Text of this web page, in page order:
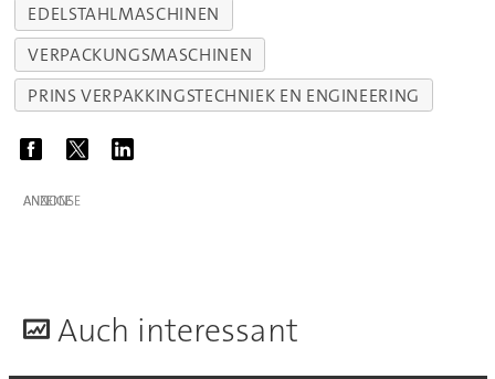
EDELSTAHLMASCHINEN
VERPACKUNGSMASCHINEN
PRINS VERPAKKINGSTECHNIEK EN ENGINEERING
ANZEIGE
Auch interessant